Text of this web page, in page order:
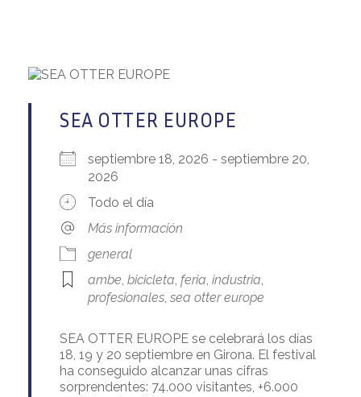
SEA OTTER EUROPE
septiembre 18, 2026 - septiembre 20,
2026
Todo el día
Más información
general
ambe, bicicleta, feria, industria,
profesionales, sea otter europe
SEA OTTER EUROPE se celebrará los días
18, 19 y 20 septiembre en Girona. El festival
ha conseguido alcanzar unas cifras
sorprendentes: 74.000 visitantes, +6.000